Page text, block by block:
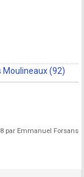
Moulineaux (92)
par Emmanuel Forsans